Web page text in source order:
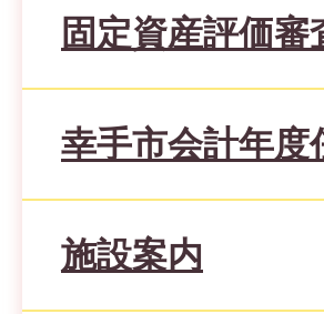
固定資産評価審
幸手市会計年度
施設案内